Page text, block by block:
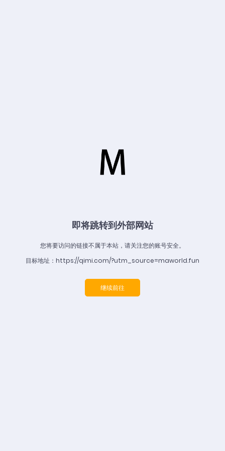
即将跳转到外部网站
您将要访问的链接不属于本站，请关注您的账号安全。
目标地址：https://qimi.com/?utm_source=maworld.fun
继续前往